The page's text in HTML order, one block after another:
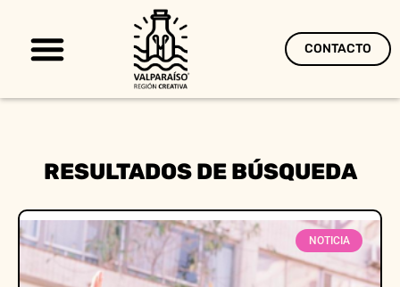
CONTACTO
RESULTADOS DE BÚSQUEDA
NOTICIA